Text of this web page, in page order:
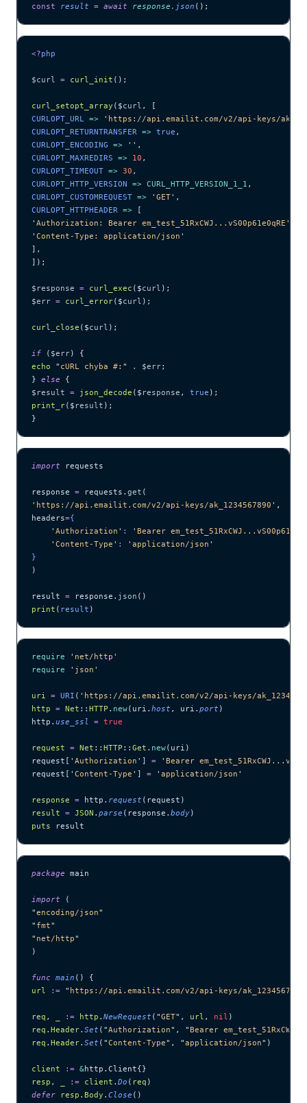
const result = await response . json ();
<?php
$curl = curl_init ();
curl_setopt_array ($curl ,
[
CURLOPT_URL => ' https://api.emailit.com/v2/api-keys/
CURLOPT_RETURNTRANSFER => true ,
CURLOPT_ENCODING => '' ,
CURLOPT_MAXREDIRS => 10 ,
CURLOPT_TIMEOUT => 30 ,
CURLOPT_HTTP_VERSION => CURL_HTTP_VERSION_1_1 ,
CURLOPT_CUSTOMREQUEST => ' GET' ,
CURLOPT_HTTPHEADER => [
' Authorization: Bearer em_test_51RxCWJ...vS00p61e0qRE '
' Content-Type: application/json '
],
]);
$response = curl_exec ($curl );
$err = curl_error($curl );
curl_close ($curl );
if ( $err) {
echo " cURL chyba #: " . $err;
} else {
$result = json_decode ($ response , true );
print_r($ result );
}
import requests
response = requests. get (
' https://api.emailit.com/v2/api-keys/ak_1234567890 ' ,
headers={
    '
Authorization ' : ' Bearer
    '
Content-Type ' : ' application/json '
}
)
result = response. json ()
print ( result )
require ' net/http '
require ' json '
uri = URI ( ' https://api.emailit.com/v2/api-keys/
http = Net :: HTTP . new(uri. host , uri. port )
http. use_ssl = true
request = Net :: HTTP :: Get . new(uri)
request[ ' Authorization ' ] = ' Bearer
request[ ' Content-Type ' ] = ' application/json '
response = http. request (request)
result = JSON . parse (response. body)
puts result
package main
import (
"encoding/json"
" fmt"
" net/http"
)
func main () {
url := " https://api.emailit.com/v2/api-keys/ak_1234567890
req , := http . NewRequest ( "GET" , url , nil )
req . Header. Set ( "Authorization" , "Bearer
req . Header. Set ( "Content-Type" , "application/json" )
client := &http.Client{}
resp , := client . Do ( req )
defer resp . Body . Close ()